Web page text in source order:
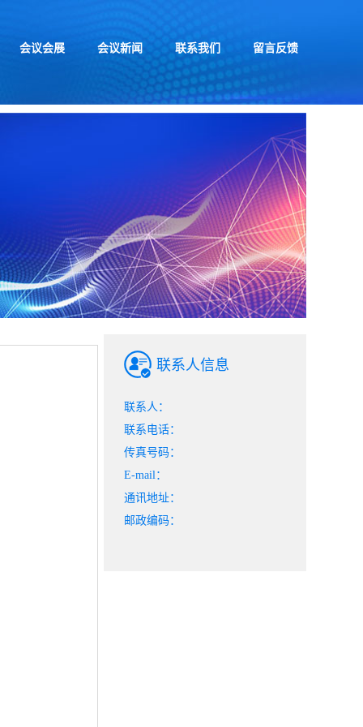
会议会展 会议新闻 联系我们 留言反馈
联系人信息
联系人：
联系电话：
传真号码：
E-mail：
通讯地址：
邮政编码：